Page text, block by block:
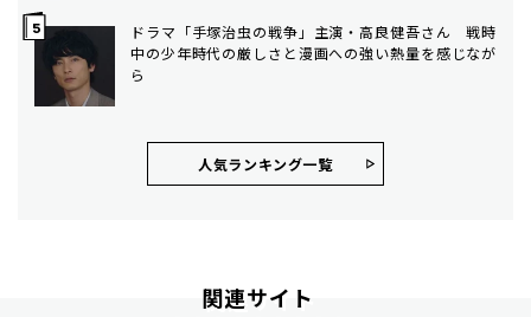
ドラマ「手塚治虫の戦争」主演・高良健吾さん 戦時
中の少年時代の厳しさと漫画への強い熱量を感じなが
ら
人気ランキング⼀覧
関連サイト